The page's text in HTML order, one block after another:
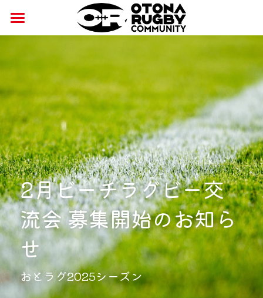
ホーム
ニュース
おとラグ
コース
開催日程
講師紹介
交流・学び
CSR
サービス
公式グッズ
コラム
安全対策
安全対策への取り組み
安全対策ガイドライン
パートナー
Joynt社会連携パートナー
アルツハイマー啓発パートナー
がん啓発パートナー
インクルーシブパートナー
2月ビーチラグビー交
流会 募集開始のお知ら
せ
おとラグ2025シーズン
ストアカテゴリー
すべてのカテゴリー